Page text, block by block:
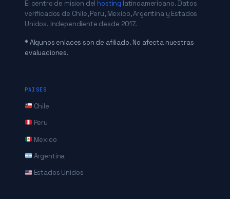
El centro de mision del hosting latinoamericano. Datos
verificados de Chile, Peru, Mexico, Argentina y Estados
Unidos. Independiente desde 2017.
* Algunos enlaces son de afiliado. No afecta nuestras
evaluaciones.
PAISES
Chile
Peru
Mexico
Argentina
Estados Unidos